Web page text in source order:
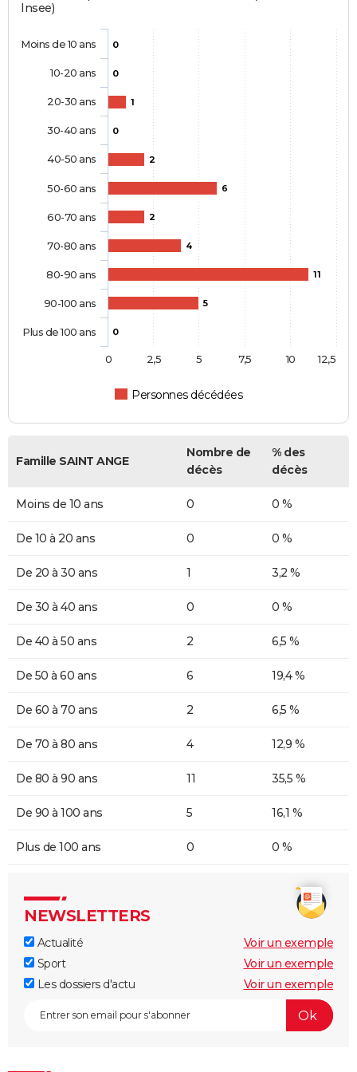
Insee)
0
0
1
0
2
6
2
4
11
5
0
Personnes décédées
Moins de 10 ans
10-20 ans
20-30 ans
30-40 ans
40-50 ans
50-60 ans
60-70 ans
70-80 ans
80-90 ans
90-100 ans
Plus de 100 ans
0 10
2,5 5 7,5 12,5
Famille SAINT ANGE
Nombre de
décès
% des
décès
Moins de 10 ans 0 0 %
De 10 à 20 ans 0 0 %
De 20 à 30 ans 1 3,2 %
De 30 à 40 ans 0 0 %
De 40 à 50 ans 2 6,5 %
De 50 à 60 ans 6 19,4 %
De 60 à 70 ans 2 6,5 %
De 70 à 80 ans 4 12,9 %
De 80 à 90 ans 11 35,5 %
De 90 à 100 ans 5 16,1 %
Plus de 100 ans 0 0 %
NEWSLETTERS
Actualité
Voir un exemple
Sport
Voir un exemple
Les dossiers d'actu
Voir un exemple